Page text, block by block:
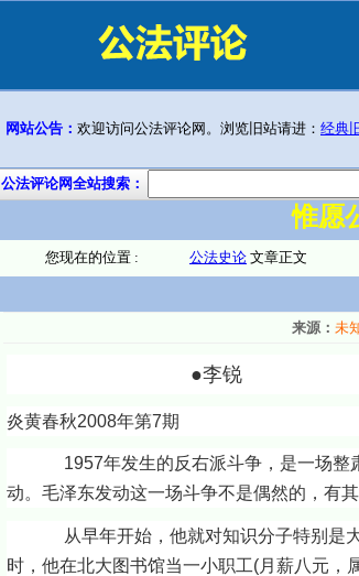
网站公告： 欢迎访问公法评论网。浏览旧站请进： 经典
公法评论网全站搜索：
惟愿
您现在的位置 : 公法史论 文章正文
来源： 未
●李锐
炎黄春秋2008年第7期
1957年发生的反右派斗争，是一场整肃
动。毛泽东发动这一场斗争不是偶然的，有其
从早年开始，他就对知识分子特别是大
时，他在北大图书馆当一小职工(月薪八元，